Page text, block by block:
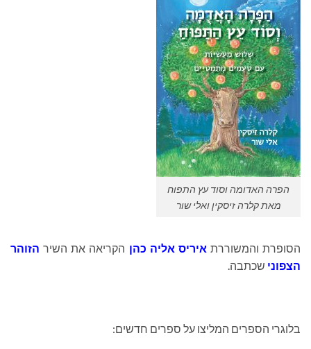
הפרה האדומה וסוד עץ התפוח
מאת קלרה זיסקין ואלי שור
הסופרת והמשוררת איריס אליה כהן הקריאה את השיר הזוהר
הצפוני שכתבה.
בלוגרי הספרים המליצו על ספרים חדשים: